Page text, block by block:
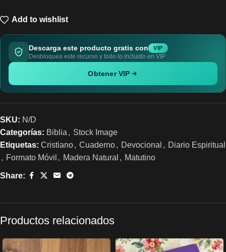
Add to wishlist
Descarga este producto gratis con VIP
Desbloquea este recurso y todo lo incluido en VIP
Obtener VIP
SKU: N/D
Categorías: Biblia , Stock Image
Etiquetas: Cristiano, Cuaderno, Devocional , Diario Espiritual
, Formato Móvil , Madera Natural , Matutino
Share:
Productos relacionados